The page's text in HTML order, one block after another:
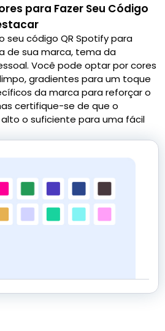
para Fazer Seu Código
seu código QR Spotify para
de sua marca, tema da
Você pode optar por cores
gradientes para um toque
da marca para reforçar o
certifique-se de que o
o suficiente para uma fácil